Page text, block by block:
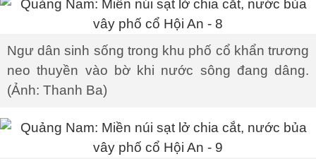
Ngư dân sinh sống trong khu phố cổ khẩn trương
neo thuyền vào bờ khi nước sông đang dâng.
(Ảnh: Thanh Ba)